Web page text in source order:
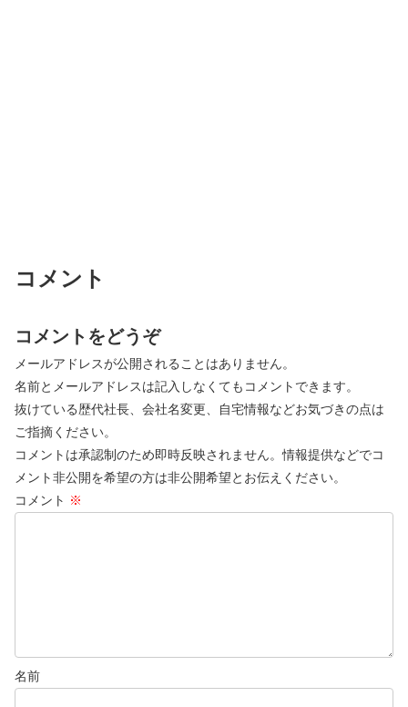
コメント
コメントをどうぞ
メールアドレスが公開されることはありません。
名前とメールアドレスは記入しなくてもコメントできます。
抜けている歴代社長、会社名変更、自宅情報などお気づきの点は
ご指摘ください。
コメントは承認制のため即時反映されません。情報提供などでコ
メント非公開を希望の方は非公開希望とお伝えください。
コメント ※
名前